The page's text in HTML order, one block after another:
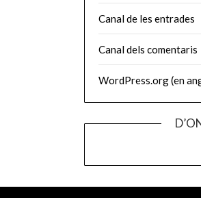
Canal de les entrades
Canal dels comentaris
WordPress.org (en